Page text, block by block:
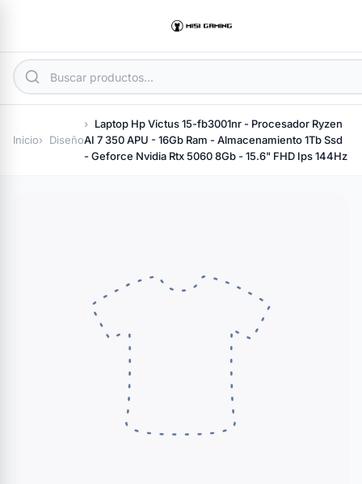
Inicio Diseño
Laptop Hp Victus 15-fb3001nr - Procesador Ryzen
AI 7 350 APU - 16Gb Ram - Almacenamiento 1Tb Ssd
- Geforce Nvidia Rtx 5060 8Gb - 15.6" FHD Ips 144Hz